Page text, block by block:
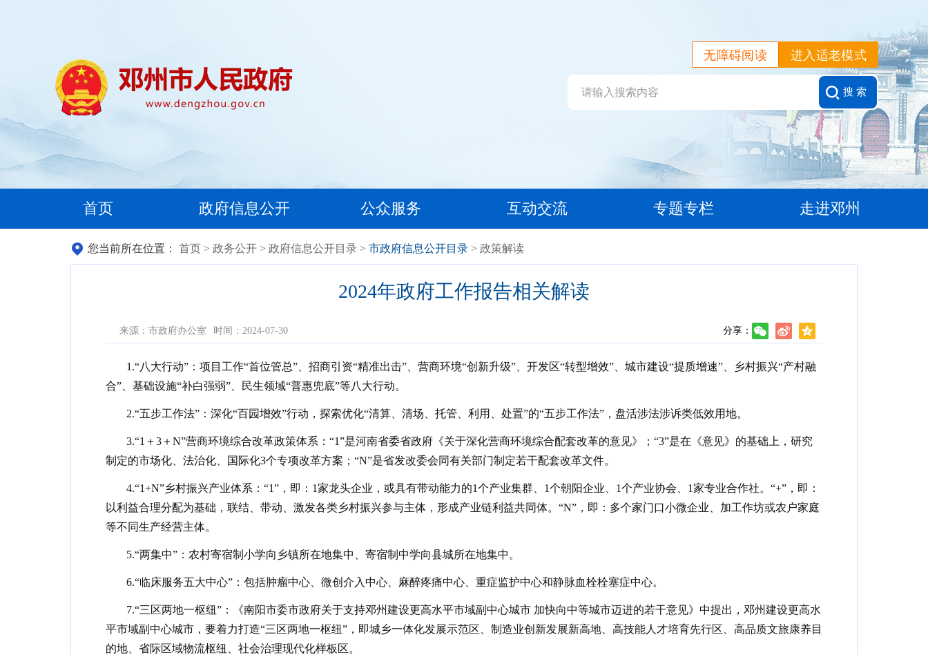
进入适老模式
无障碍阅读
搜 索
首页 政府信息公开 公众服务 互动交流 专题专栏 走进邓州
您当前所在位置： 首页 > 政务公开 > 政府信息公开目录 > 市政府信息公开目录 > 政策解读
2024年政府工作报告相关解读
来源：市政府办公室 时间：2024-07-30 分享：
1.“八大行动”：项目工作“首位管总”、招商引资“精准出击”、营商环境“创新升级”、开发区“转型增效”、城市建设“提质增速”、乡村振兴“产村融
合”、基础设施“补白强弱”、民生领域“普惠兜底”等八大行动。
2.“五步工作法”：深化“百园增效”行动，探索优化“清算、清场、托管、利用、处置”的“五步工作法”，盘活涉法涉诉类低效用地。
3.“1＋3＋N”营商环境综合改革政策体系：“1”是河南省委省政府《关于深化营商环境综合配套改革的意见》；“3”是在《意见》的基础上，研究
制定的市场化、法治化、国际化3个专项改革方案；“N”是省发改委会同有关部门制定若干配套改革文件。
4.“1+N”乡村振兴产业体系：“1”，即：1家龙头企业，或具有带动能力的1个产业集群、1个朝阳企业、1个产业协会、1家专业合作社。“+”，即：
以利益合理分配为基础，联结、带动、激发各类乡村振兴参与主体，形成产业链利益共同体。“N”，即：多个家门口小微企业、加工作坊或农户家庭
等不同生产经营主体。
5.“两集中”：农村寄宿制小学向乡镇所在地集中、寄宿制中学向县城所在地集中。
6.“临床服务五大中心”：包括肿瘤中心、微创介入中心、麻醉疼痛中心、重症监护中心和静脉血栓栓塞症中心。
7.“三区两地一枢纽”：《南阳市委市政府关于支持邓州建设更高水平市域副中心城市 加快向中等城市迈进的若干意见》中提出，邓州建设更高水
平市域副中心城市，要着力打造“三区两地一枢纽”，即城乡一体化发展示范区、制造业创新发展新高地、高技能人才培育先行区、高品质文旅康养目
的地、省际区域物流枢纽、社会治理现代化样板区。